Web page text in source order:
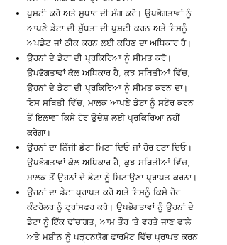
ਪੁਸ਼ਟੀ ਕਰੋ ਅਤੇ ਸੁਧਾਰ ਦੀ ਮੰਗ ਕਰੋ। ਉਪਭੋਗਤਾਵਾਂ ਨੂੰ
ਆਪਣੇ ਡੇਟਾ ਦੀ ਸ਼ੁੱਧਤਾ ਦੀ ਪੁਸ਼ਟੀ ਕਰਨ ਅਤੇ ਇਸਨੂੰ
ਅਪਡੇਟ ਜਾਂ ਠੀਕ ਕਰਨ ਲਈ ਕਹਿਣ ਦਾ ਅਧਿਕਾਰ ਹੈ।
ਉਹਨਾਂ ਦੇ ਡੇਟਾ ਦੀ ਪ੍ਰਕਿਰਿਆ ਨੂੰ ਸੀਮਤ ਕਰੋ।
ਉਪਭੋਗਤਾਵਾਂ ਕੋਲ ਅਧਿਕਾਰ ਹੈ, ਕੁਝ ਸਥਿਤੀਆਂ ਵਿੱਚ,
ਉਹਨਾਂ ਦੇ ਡੇਟਾ ਦੀ ਪ੍ਰਕਿਰਿਆ ਨੂੰ ਸੀਮਤ ਕਰਨ ਦਾ।
ਇਸ ਸਥਿਤੀ ਵਿੱਚ, ਮਾਲਕ ਆਪਣੇ ਡੇਟਾ ਨੂੰ ਸਟੋਰ ਕਰਨ
ਤੋਂ ਇਲਾਵਾ ਕਿਸੇ ਹੋਰ ਉਦੇਸ਼ ਲਈ ਪ੍ਰਕਿਰਿਆ ਨਹੀਂ
ਕਰੇਗਾ।
ਉਹਨਾਂ ਦਾ ਨਿੱਜੀ ਡੇਟਾ ਮਿਟਾ ਦਿਓ ਜਾਂ ਹੋਰ ਹਟਾ ਦਿਓ।
ਉਪਭੋਗਤਾਵਾਂ ਕੋਲ ਅਧਿਕਾਰ ਹੈ, ਕੁਝ ਸਥਿਤੀਆਂ ਵਿੱਚ,
ਮਾਲਕ ਤੋਂ ਉਹਨਾਂ ਦੇ ਡੇਟਾ ਨੂੰ ਮਿਟਾਉਣਾ ਪ੍ਰਾਪਤ ਕਰਨਾ।
ਉਹਨਾਂ ਦਾ ਡੇਟਾ ਪ੍ਰਾਪਤ ਕਰੋ ਅਤੇ ਇਸਨੂੰ ਕਿਸੇ ਹੋਰ
ਕੰਟਰੋਲਰ ਨੂੰ ਟ੍ਰਾਂਸਫਰ ਕਰੋ। ਉਪਭੋਗਤਾਵਾਂ ਨੂੰ ਉਹਨਾਂ ਦੇ
ਡੇਟਾ ਨੂੰ ਇੱਕ ਢਾਂਚਾਗਤ, ਆਮ ਤੌਰ 'ਤੇ ਵਰਤੇ ਜਾਣ ਵਾਲੇ
ਅਤੇ ਮਸ਼ੀਨ ਨੂੰ ਪੜ੍ਹਨਯੋਗ ਫਾਰਮੈਟ ਵਿੱਚ ਪ੍ਰਾਪਤ ਕਰਨ